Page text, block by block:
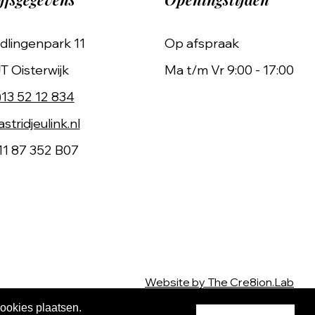
plaatsen.
11
Oisterwijk
52 12 834
87 352 B07
Op afspraak
Ma t/m Vr 9:00 - 17:00
Website by The Cre8ion.Lab